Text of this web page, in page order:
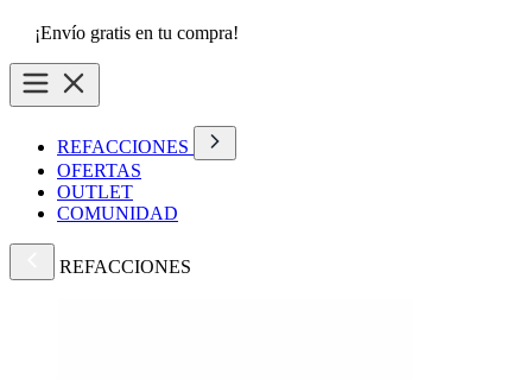
¡Envío gratis en tu compra!
REFACCIONES
OFERTAS
OUTLET
COMUNIDAD
REFACCIONES